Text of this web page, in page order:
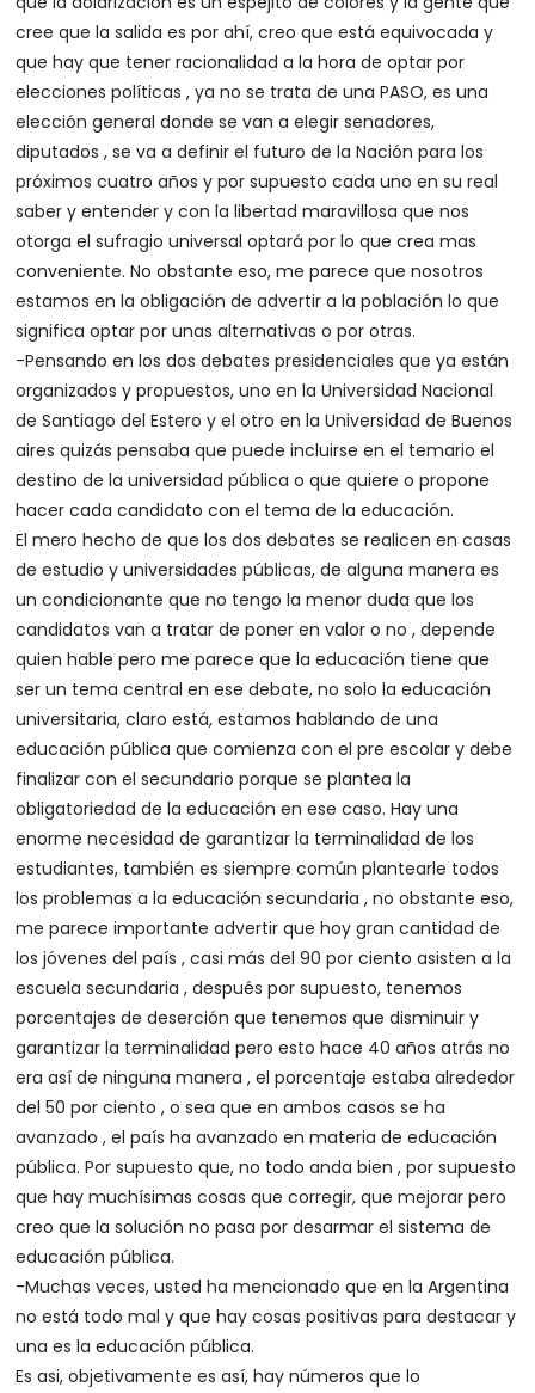
cree que la salida es por ahí, creo que está equivocada y
que hay que tener racionalidad a la hora de optar por
elecciones políticas , ya no se trata de una PASO, es una
elección general donde se van a elegir senadores,
diputados , se va a definir el futuro de la Nación para los
próximos cuatro años y por supuesto cada uno en su real
saber y entender y con la libertad maravillosa que nos
otorga el sufragio universal optará por lo que crea mas
conveniente. No obstante eso, me parece que nosotros
estamos en la obligación de advertir a la población lo que
significa optar por unas alternativas o por otras.
-Pensando en los dos debates presidenciales que ya están
organizados y propuestos, uno en la Universidad Nacional
de Santiago del Estero y el otro en la Universidad de Buenos
aires quizás pensaba que puede incluirse en el temario el
destino de la universidad pública o que quiere o propone
hacer cada candidato con el tema de la educación.
El mero hecho de que los dos debates se realicen en casas
de estudio y universidades públicas, de alguna manera es
un condicionante que no tengo la menor duda que los
candidatos van a tratar de poner en valor o no , depende
quien hable pero me parece que la educación tiene que
ser un tema central en ese debate, no solo la educación
universitaria, claro está, estamos hablando de una
educación pública que comienza con el pre escolar y debe
finalizar con el secundario porque se plantea la
obligatoriedad de la educación en ese caso. Hay una
enorme necesidad de garantizar la terminalidad de los
estudiantes, también es siempre común plantearle todos
los problemas a la educación secundaria , no obstante eso,
me parece importante advertir que hoy gran cantidad de
los jóvenes del país , casi más del 90 por ciento asisten a la
escuela secundaria , después por supuesto, tenemos
porcentajes de deserción que tenemos que disminuir y
garantizar la terminalidad pero esto hace 40 años atrás no
era así de ninguna manera , el porcentaje estaba alrededor
del 50 por ciento , o sea que en ambos casos se ha
avanzado , el país ha avanzado en materia de educación
pública. Por supuesto que, no todo anda bien , por supuesto
que hay muchísimas cosas que corregir, que mejorar pero
creo que la solución no pasa por desarmar el sistema de
educación pública.
-Muchas veces, usted ha mencionado que en la Argentina
no está todo mal y que hay cosas positivas para destacar y
una es la educación pública.
Es asi, objetivamente es así, hay números que lo